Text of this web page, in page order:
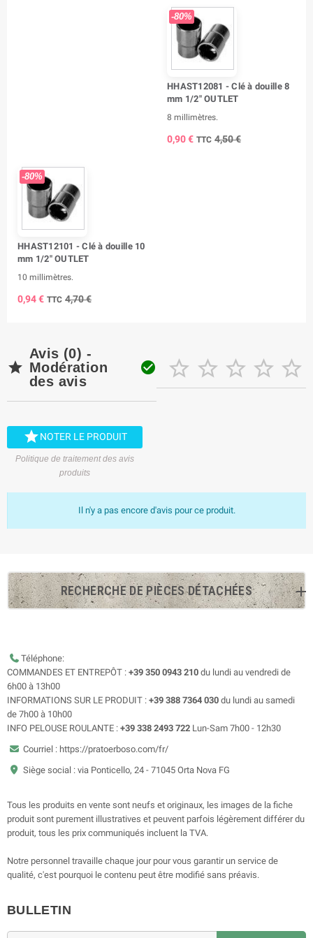
-80%
HHAST12081 - Clé à douille 8
mm 1/2" OUTLET
8 millimètres.
0,90 € TTC 4,50 €
-80%
HHAST12101 - Clé à douille 10
mm 1/2" OUTLET
10 millimètres.
0,94 € TTC 4,70 €

Avis (0) -
Modération
des avis
     
NOTER LE PRODUIT
Politique de traitement des avis
produits
Il n'y a pas encore d'avis pour ce produit.
RECHERCHE DE PIÈCES DÉTACHÉES
Téléphone:
COMMANDES ET ENTREPÔT : +39 350 0943 210 du lundi au vendredi de
6h00 à 13h00
INFORMATIONS SUR LE PRODUIT : +39 388 7364 030 du lundi au samedi
de 7h00 à 10h00
INFO PELOUSE ROULANTE : +39 338 2493 722 Lun-Sam 7h00 - 12h30
Courriel : https://pratoerboso.com/fr/
Siège social : via Ponticello, 24 - 71045 Orta Nova FG
Tous les produits en vente sont neufs et originaux, les images de la fiche
produit sont purement illustratives et peuvent parfois légèrement différer du
produit, tous les prix communiqués incluent la TVA.
Notre personnel travaille chaque jour pour vous garantir un service de
qualité, c'est pourquoi le contenu peut être modifié sans préavis.
BULLETIN